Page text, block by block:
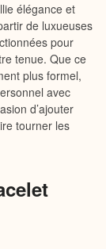
élégance et
de luxueuses
pour
tenue. Que ce
plus formel,
avec
d’ajouter
tourner les
?